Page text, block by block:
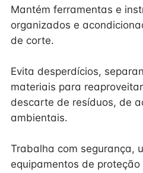
Mantém ferramentas e
organizados e
de corte.
Evita desperdícios,
materiais para
descarte de resíduos, de
ambientais.
Trabalha com segurança,
equipamentos de